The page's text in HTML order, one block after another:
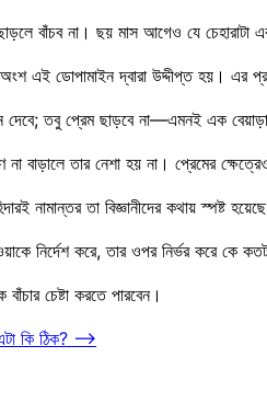
বাঁচব না। ছয় মাস আগেও যে
এই ডোপামাইন দ্বারা উদ্দীপ্ত হয়। এর
তবু প্রেম ছাড়বে না—এমনই এক
বাড়ালে তার নেশা হয় না। প্রেমের
নামান্তর তা বিজ্ঞানীদের কথায় স্পষ্ট
নির্দেশ করে, তার ওপর নির্ভর করে কে
চেষ্টা করতে পারবেন।
কি ঠিক? ⟶